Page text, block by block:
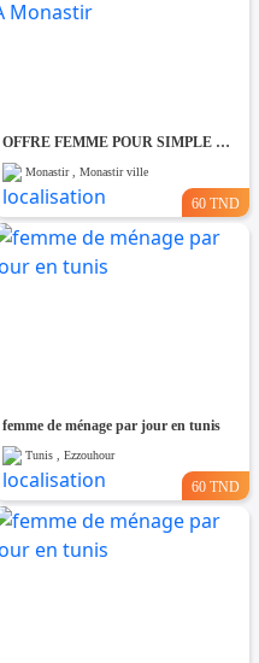
OFFRE FEMME POUR SIMPLE MENAGE PAR JOUR A Monastir
Monastir , Monastir ville
60 TND
femme de ménage par jour en tunis
Tunis , Ezzouhour
60 TND